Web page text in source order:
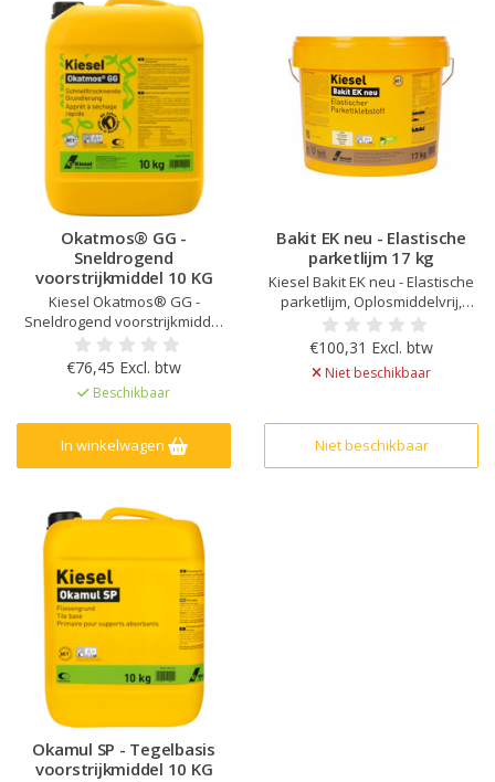
Okatmos® GG -
Sneldrogend
voorstrijkmiddel 10 KG
Kiesel Okatmos® GG -
Sneldrogend voorstrijkmiddel
10 KG, Voor binnen- en
buitengebruik, Zeer korte
droogtijd, Tot 1:2 verdunnen bij
leggen keramische tegels op
cementondergronden,
Hygiënisch, Voor zuigende
oppervlakken, Hoge
€76,45 Excl. btw
Beschikbaar
In winkelwagen
Bakit EK neu - Elastische
parketlijm 17 kg
Kiesel Bakit EK neu - Elastische
parketlijm, Oplosmiddelvrij,
Emissiearm, Bevat geen silicium
of isocyanaat, Geschikt voor
moeilijk te hechten hout, Klaar
voor gebruik, Hardt uit tot
voor
vloerverwarmingssystemen
€100,31 Excl. btw
Niet beschikbaar
Niet beschikbaar
Okamul SP - Tegelbasis
voorstrijkmiddel 10 KG